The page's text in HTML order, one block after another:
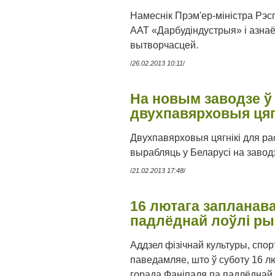
Намеснік Прэм'ер-міністра
ААТ «Дарбудіндустрыя» і
вытворчасцей.
/26.02.2013 10:11/
На новым заводзе
двухпавярховыя
Двухпавярховыя цягнікі для
вырабляць у Беларусі на
/21.02.2013 17:48/
16 лютага
падлёднай лоўлі
Аддзел фізічнай культуры,
паведамляе, што ў суботу 16